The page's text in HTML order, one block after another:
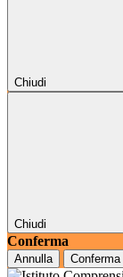
Chiudi
Chiudi
Conferma
Annulla Conferma